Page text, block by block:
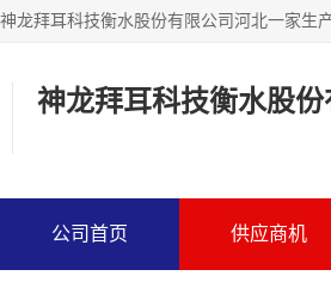
神龙拜耳科技衡水股份
公司首页 供应商机